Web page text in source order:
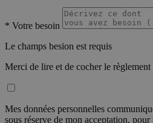
* Votre besoin
Le champs besion est requis
Merci de lire et de cocher le règlement
Mes données personnelles
sous réserve de mon acceptation,